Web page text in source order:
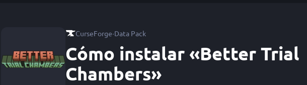
CurseForge·Data Pack
Cómo instalar «Better Trial
Chambers»